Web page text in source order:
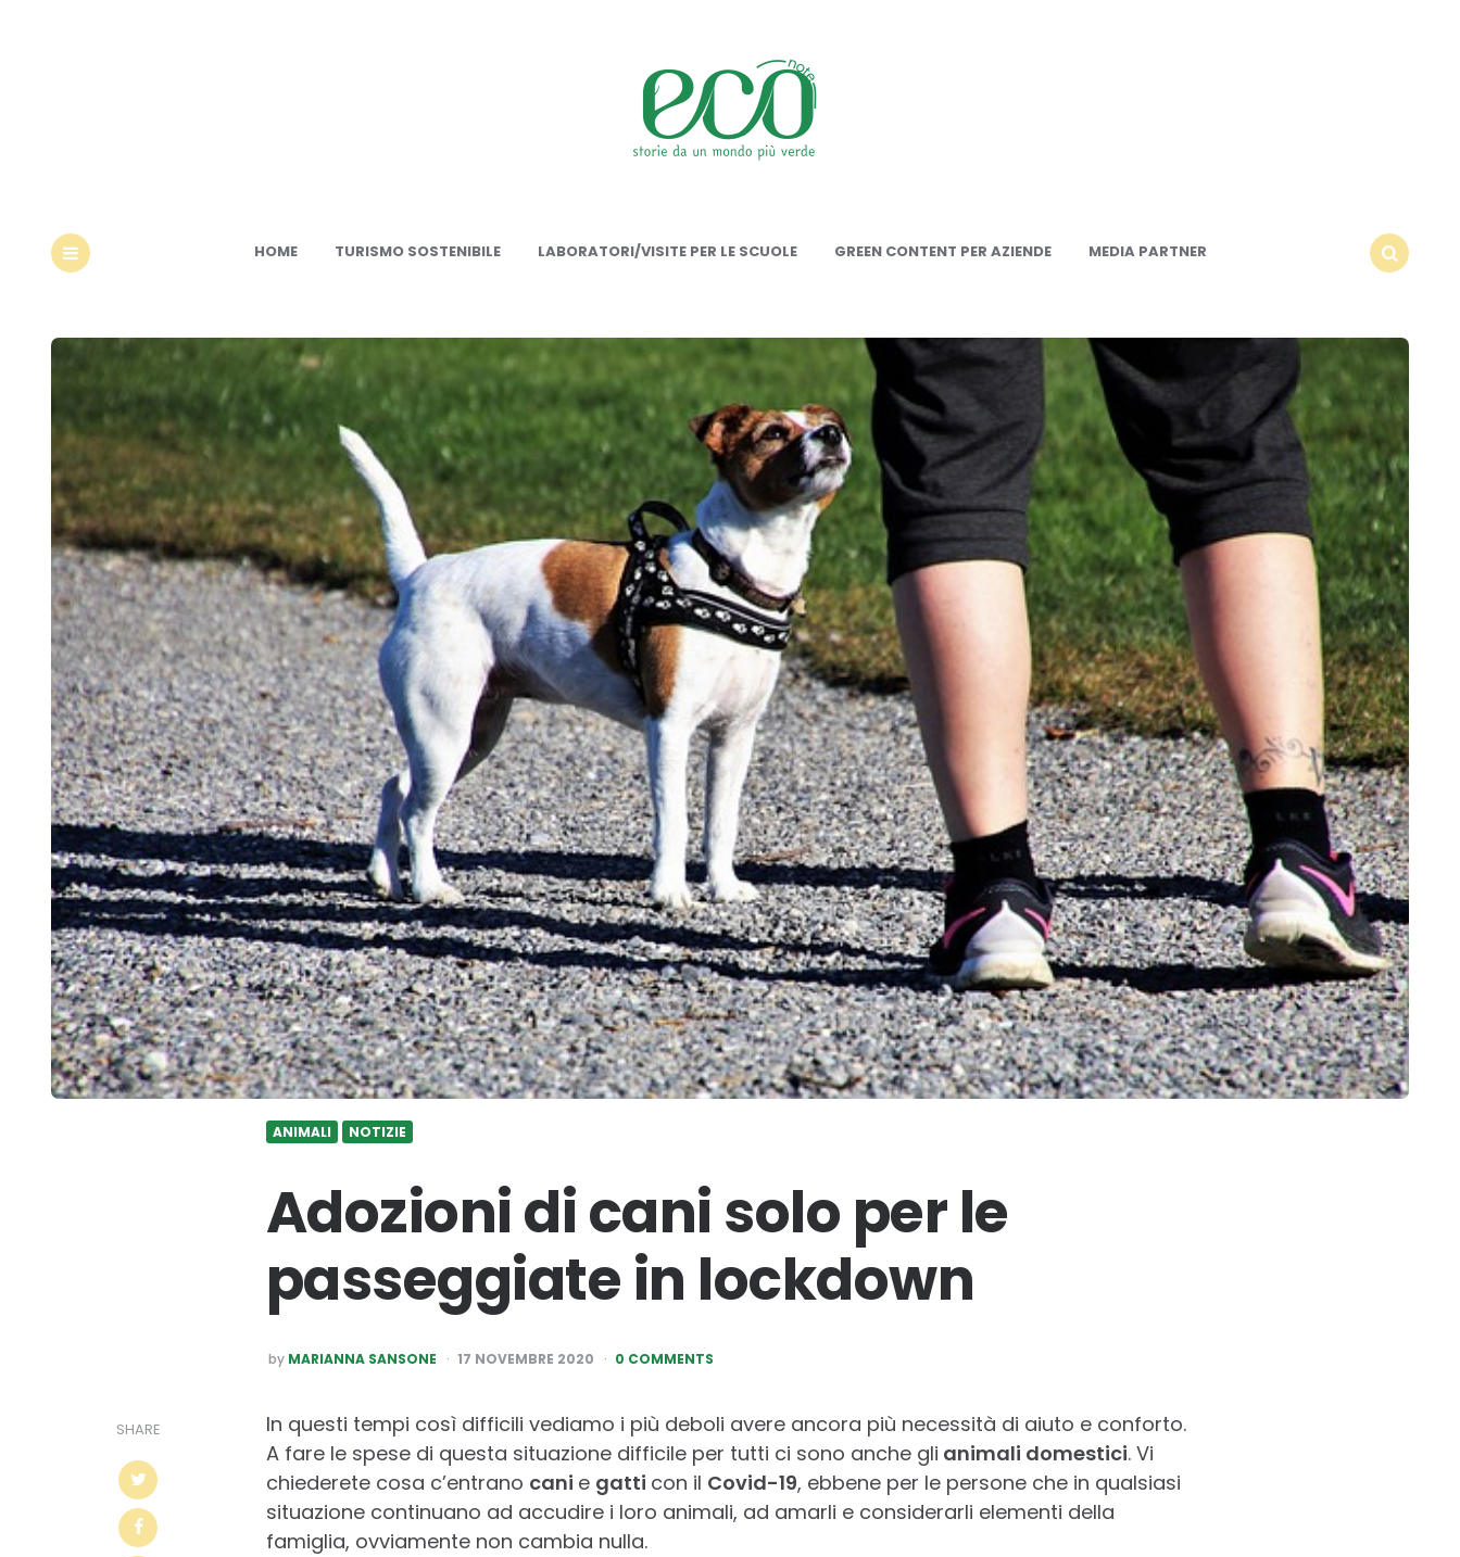
HOME TURISMO SOSTENIBILE LABORATORI/VISITE PER LE SCUOLE GREEN CONTENT PER AZIENDE
MEDIA PARTNER
ANIMALI NOTIZIE
Adozioni di cani solo per le
passeggiate in lockdown
POSTED
BY
by MARIANNA SANSONE 17 NOVEMBRE 2020 0 COMMENTS
SHARE
In questi tempi così difficili vediamo i più deboli avere ancora più necessità di aiuto e conforto.
A fare le spese di questa situazione difficile per tutti ci sono anche gli animali domestici. Vi
chiederete cosa c’entrano cani e gatti con il Covid-19, ebbene per le persone che in qualsiasi
situazione continuano ad accudire i loro animali, ad amarli e considerarli elementi della
famiglia, ovviamente non cambia nulla.